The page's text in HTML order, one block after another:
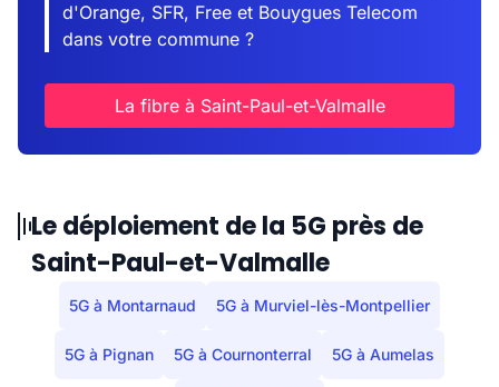
d'Orange, SFR, Free et Bouygues Telecom
dans votre commune ?
La fibre à Saint-Paul-et-Valmalle
Le déploiement de la 5G près de
Saint-Paul-et-Valmalle
5G à Montarnaud 5G à Murviel-lès-Montpellier
5G à Pignan 5G à Cournonterral 5G à Aumelas